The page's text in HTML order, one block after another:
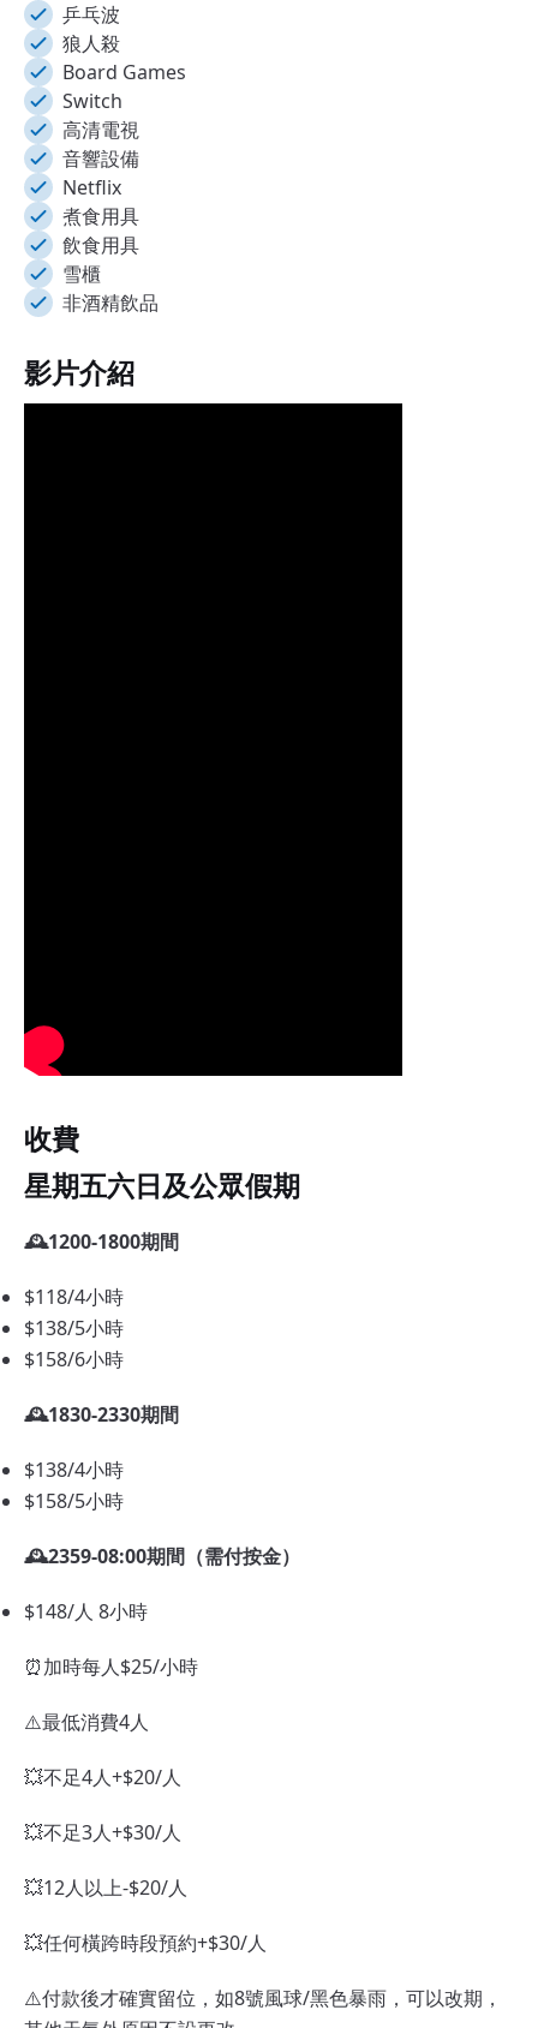
乒乓波
狼人殺
Board Games
Switch
高清電視
音響設備
Netflix
煮食用具
飲食用具
雪櫃
非酒精飲品
影片介紹
收費
星期五六日及公眾假期
🕰️1200-1800期間
$118/4小時
$138/5小時
$158/6小時
🕰️1830-2330期間
$138/4小時
$158/5小時
🕰️2359-08:00期間（需付按金）
$148/人 8小時
⏰加時每人$25/小時
⚠️最低消費4人
💥不足4人+$20/人
💥不足3人+$30/人
💥12人以上-$20/人
💥任何橫跨時段預約+$30/人
⚠️付款後才確實留位，如8號風球/黑色暴雨，可以改期，